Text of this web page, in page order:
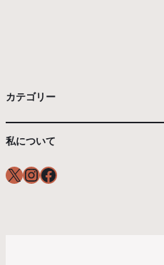
カテゴリー
私について
X InstagramFacebook